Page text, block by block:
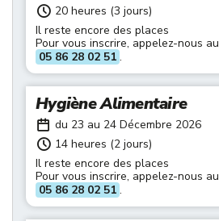
20 heures (3 jours)
Il reste encore des places
Pour vous inscrire, appelez-nous au
05 86 28 02 51 .
Hygiène Alimentaire
du 23 au 24 Décembre 2026
14 heures (2 jours)
Il reste encore des places
Pour vous inscrire, appelez-nous au
05 86 28 02 51 .